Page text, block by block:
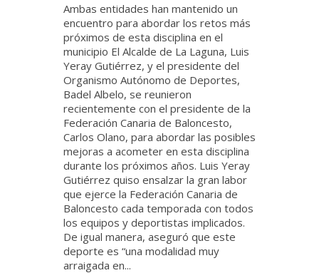
Ambas entidades han mantenido un
encuentro para abordar los retos más
próximos de esta disciplina en el
municipio El Alcalde de La Laguna, Luis
Yeray Gutiérrez, y el presidente del
Organismo Autónomo de Deportes,
Badel Albelo, se reunieron
recientemente con el presidente de la
Federación Canaria de Baloncesto,
Carlos Olano, para abordar las posibles
mejoras a acometer en esta disciplina
durante los próximos años. Luis Yeray
Gutiérrez quiso ensalzar la gran labor
que ejerce la Federación Canaria de
Baloncesto cada temporada con todos
los equipos y deportistas implicados.
De igual manera, aseguró que este
deporte es “una modalidad muy
arraigada en...